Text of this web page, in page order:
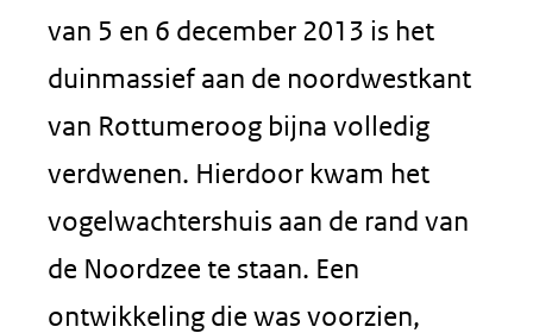
van 5 en 6 december 2013 is het
duinmassief aan de noordwestkant
van Rottumeroog bijna volledig
verdwenen. Hierdoor kwam het
vogelwachtershuis aan de rand van
de Noordzee te staan. Een
ontwikkeling die was voorzien,